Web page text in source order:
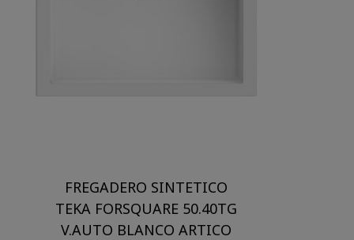
FREGADERO SINTETICO
TEKA FORSQUARE 50.40TG
V.AUTO BLANCO ARTICO